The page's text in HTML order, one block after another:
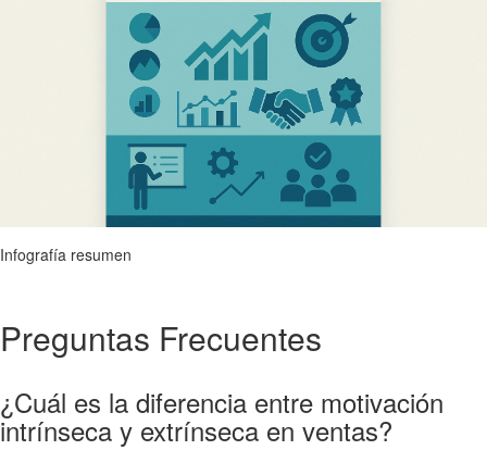
Infografía resumen
Preguntas Frecuentes
¿Cuál es la diferencia entre motivación
intrínseca y extrínseca en ventas?